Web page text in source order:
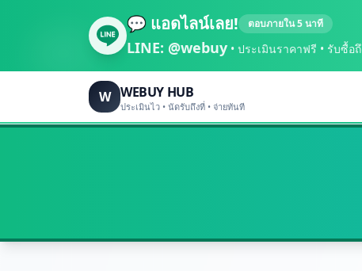
💬 แอดไลน์เลย! ตอบภายใน 5 นาที
LINE: @webuy • ประเมินราคาฟรี • รับซื้อ
W WEBUY HUB
ประเมินไว • นัดรับถึงที่ • จ่ายทันที